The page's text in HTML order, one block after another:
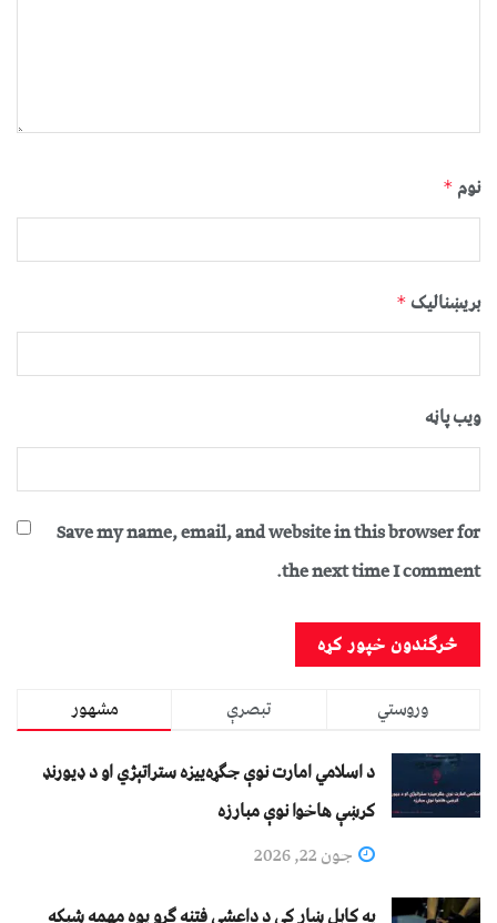
نوم *
بریښنالیک *
ویب پاڼه
Save my name, email, and website in this browser for
the next time I comment.
مشهور تبصرې
وروستي
د اسلامي امارت نوې جګړه‌ییزه ستراتېژي او د ډیورنډ
کرښې هاخوا نوې مبارزه
جون 22, 2026